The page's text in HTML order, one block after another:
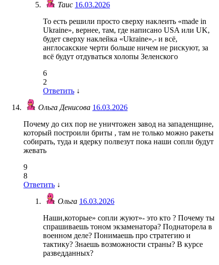
Таис 16.03.2026
То есть решили просто сверху наклеить «made in
Ukraine», вернее, там, где написано USA или UK,
будет сверху наклейка «Ukraine»,- и всё,
англосакские черти больше ничем не рискуют, за
всё будут отдуваться холопы Зеленского
6
2
Ответить ↓
Ольга Денисова 16.03.2026
Почему до сих пор не уничтожен завод на западенщине,
который построили бриты , там не только можно ракеты
собирать, туда и ядерку полвезут пока наши сопли будут
жевать
9
8
Ответить ↓
Ольга 16.03.2026
Наши,которые» сопли жуют»- это кто ? Почему ты
спрашиваешь тоном экзаменатора? Поднаторела в
военном деле? Понимаешь про стратегию и
тактику? Знаешь возможности страны? В курсе
разведданных?